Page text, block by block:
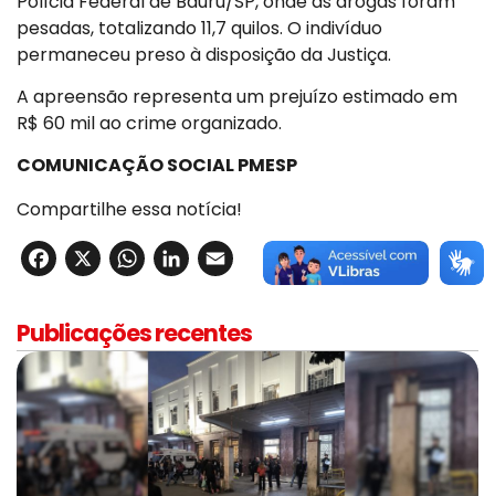
pesadas, totalizando 11,7 quilos. O indivíduo
permaneceu preso à disposição da Justiça.
A apreensão representa um prejuízo estimado em
R$ 60 mil ao crime organizado.
COMUNICAÇÃO SOCIAL PMESP
Compartilhe essa notícia!
Facebook
X WhatsApp
LinkedIn
Email
Publicações recentes